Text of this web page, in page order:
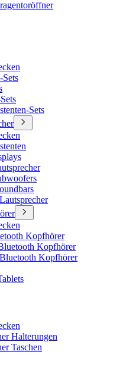
Sets
Kopfhörer
Kopfhörer
Kopfhörer
Halterungen
Taschen